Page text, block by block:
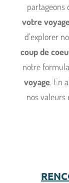
partageons
votre
d’explorer
coup de
notre
voyage. En
nos valeurs